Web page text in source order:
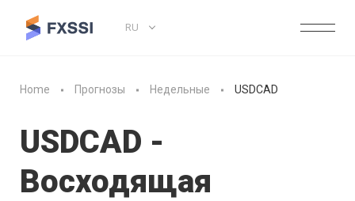
RU
Home Прогнозы Недельные USDCAD
USDCAD -
Восходящая